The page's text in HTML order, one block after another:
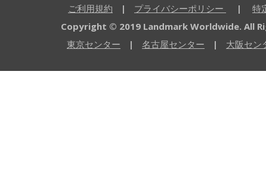
ご利用規約 | プライバシーポリシー |
特
Copyright © 2019 Landmark Worldwide. All
東京センター
| 名古屋センター | 大阪セン